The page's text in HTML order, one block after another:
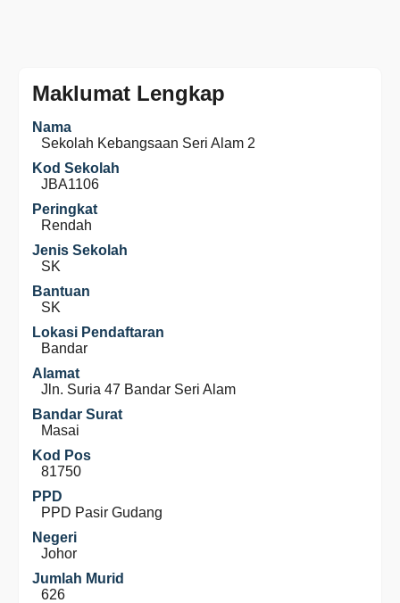
Maklumat Lengkap
Nama
Sekolah Kebangsaan Seri Alam 2
Kod Sekolah
JBA1106
Peringkat
Rendah
Jenis Sekolah
SK
Bantuan
SK
Lokasi Pendaftaran
Bandar
Alamat
Jln. Suria 47 Bandar Seri Alam
Bandar Surat
Masai
Kod Pos
81750
PPD
PPD Pasir Gudang
Negeri
Johor
Jumlah Murid
626